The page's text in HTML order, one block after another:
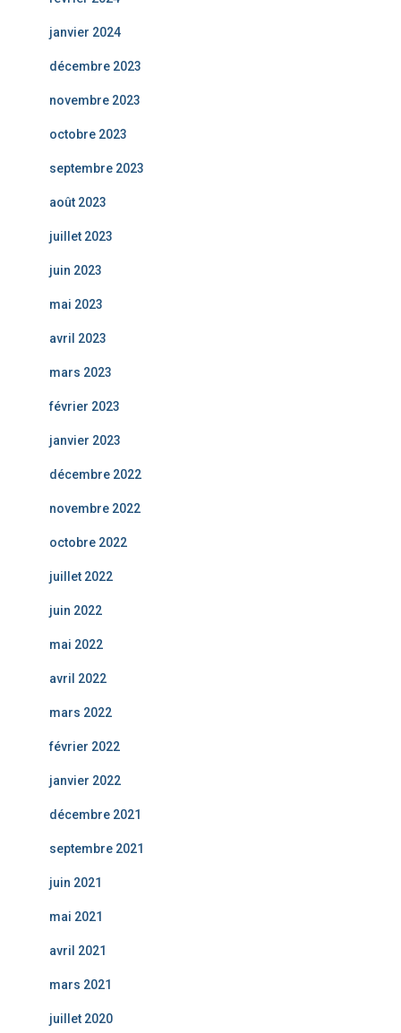
janvier 2024
décembre 2023
novembre 2023
octobre 2023
septembre 2023
août 2023
juillet 2023
juin 2023
mai 2023
avril 2023
mars 2023
février 2023
janvier 2023
décembre 2022
novembre 2022
octobre 2022
juillet 2022
juin 2022
mai 2022
avril 2022
mars 2022
février 2022
janvier 2022
décembre 2021
septembre 2021
juin 2021
mai 2021
avril 2021
mars 2021
juillet 2020